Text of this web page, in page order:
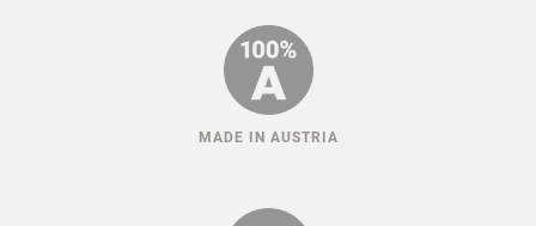
MADE IN AUSTRIA